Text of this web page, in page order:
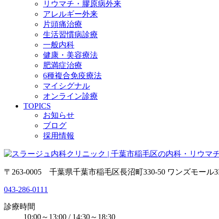
リウマチ・膠原病外来
アレルギー外来
片頭痛治療
生活習慣病診療
一般内科
健康・美容療法
肥満症治療
6種複合免疫療法
マイシグナル
オンライン診療
TOPICS
お知らせ
ブログ
採用情報
〒263-0005 千葉県千葉市稲毛区長沼町330-50 ワンズモール
043-286-0111
診療時間
10:00～13:00 / 14:30～18:30